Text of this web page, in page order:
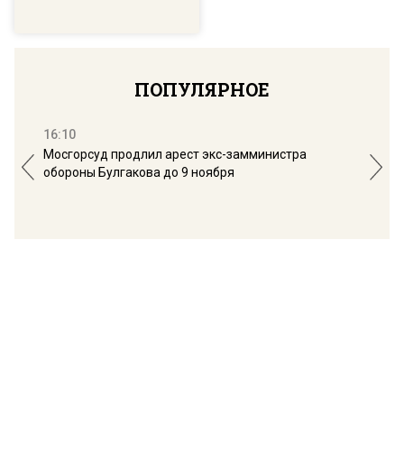
ПОПУЛЯРНОЕ
16:10
Мосгорсуд продлил арест экс-замминистра
обороны Булгакова до 9 ноября